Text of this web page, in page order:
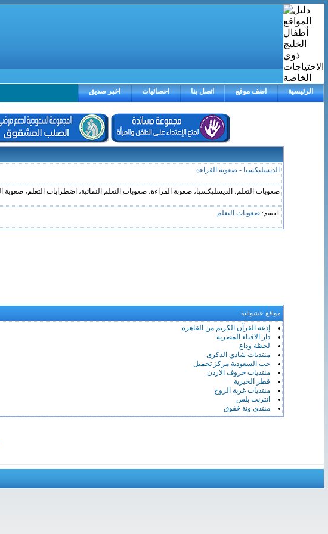
اخبر صديق احصائيات اتصل بنا اضف موقع الرئيسية
الديسليكسيا - صعوبة القراءة
صعوبات التعلم، الديسليكسيا، صعوبة القراءة، صعوبات التعلم النمائية، اضطرابات التعلم،
القسم: صعوبات التعلم
مواقع عشوائية
إذعة القرآن الكريم من القاهرة
دار الافتاء المصرية
لحظة وداع
منتديات شادي الذكرى
حب السعودية مركز تحميل
منتديات حروف الاردن
قطر الخيرية
منتديات غربة الروح
انترنت بلس
منتدى ونة خفوق